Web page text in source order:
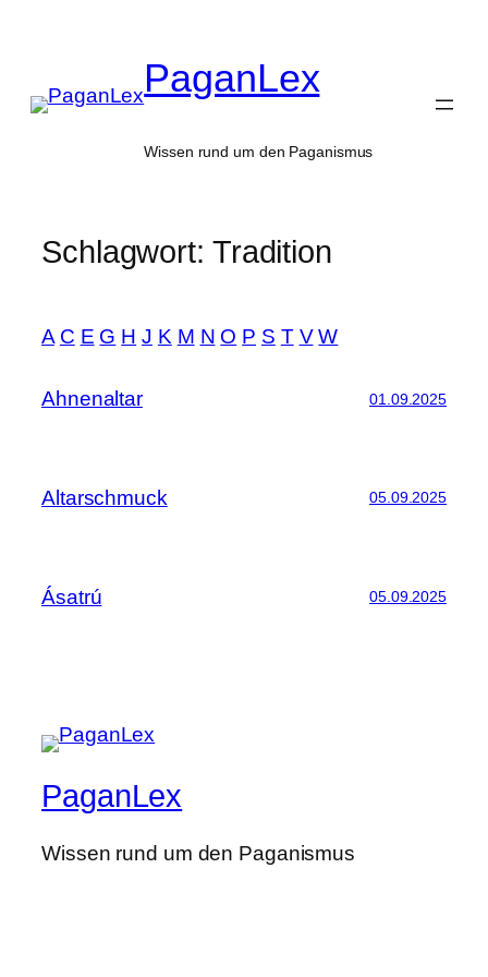
PaganLex
Wissen rund um den Paganismus
Schlagwort: Tradition
A C E G H J K M N O P S T V W
Ahnenaltar 01.09.2025
Altarschmuck 05.09.2025
Ásatrú 05.09.2025
PaganLex
Wissen rund um den Paganismus